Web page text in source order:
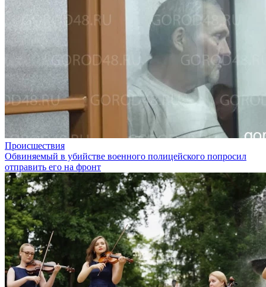
Происшествия
Обвиняемый в убийстве военного полицейского попросил
отправить его на фронт